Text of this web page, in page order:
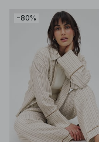
−80%